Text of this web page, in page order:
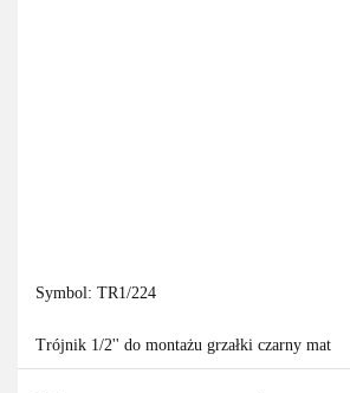
Symbol: TR1/224
Trójnik 1/2'' do montażu grzałki czarny mat